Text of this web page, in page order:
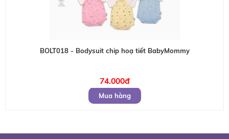
BOLT018 - Bodysuit chip hoạ tiết BabyMommy
74.000đ
Mua hàng